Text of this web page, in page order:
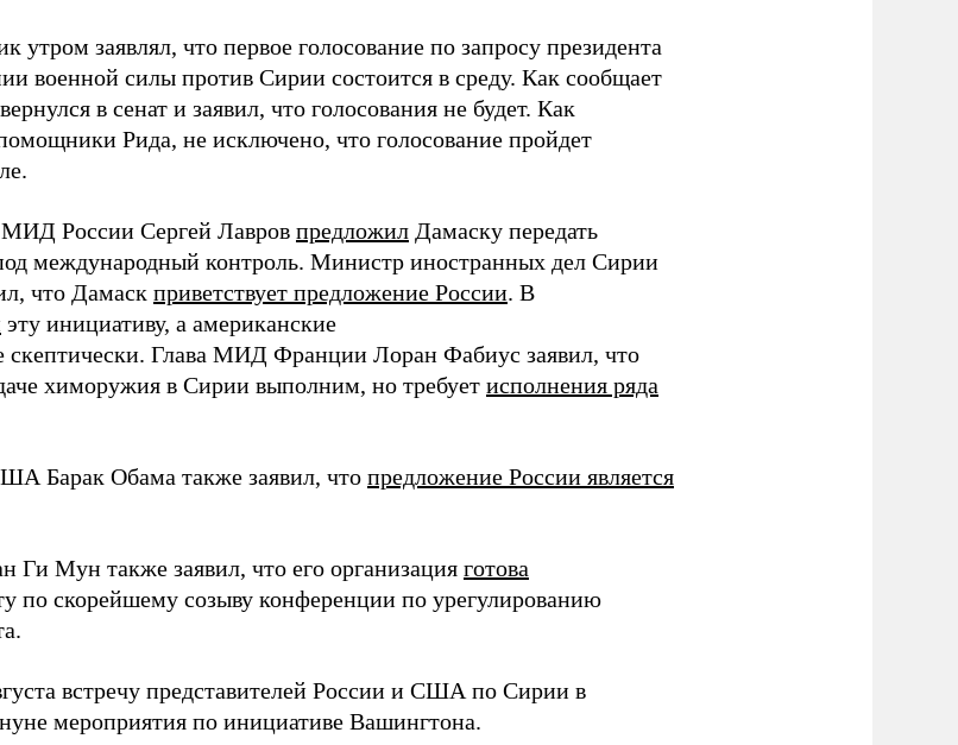
утром заявлял, что первое голосование по запросу президента
военной силы против Сирии состоится в среду. Как сообщает
в сенат и заявил, что голосования не будет. Как
Рида, не исключено, что голосование пройдет
МИД России Сергей Лавров предложил Дамаску передать
международный контроль. Министр иностранных дел Сирии
что Дамаск приветствует предложение России. В
эту инициативу, а американские
скептически. Глава МИД Франции Лоран Фабиус заявил, что
химоружия в Сирии выполним, но требует исполнения ряда
Барак Обама также заявил, что предложение России является
Ги Мун также заявил, что его организация готова
по скорейшему созыву конференции по урегулированию
встречу представителей России и США по Сирии в
мероприятия по инициативе Вашингтона.